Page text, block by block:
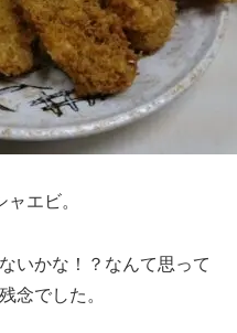
エビ。
いかな！？なんて思って
念でした。